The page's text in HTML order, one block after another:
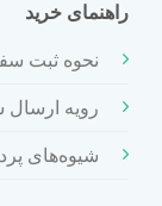
راهنمای خرید
نحوه ثبت
رویه
شیوه‌های